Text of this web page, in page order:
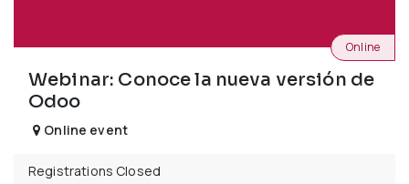
Webinar: Conoce la nueva versión de
Odoo
Online
Online event
Registrations Closed